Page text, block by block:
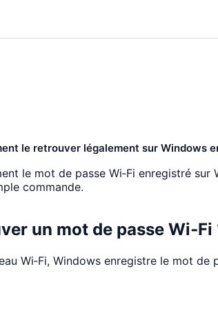
le retrouver légalement sur Windows
le mot de passe Wi‑Fi enregistré sur
commande.
un mot de passe Wi‑Fi
Wi‑Fi, Windows enregistre le mot de